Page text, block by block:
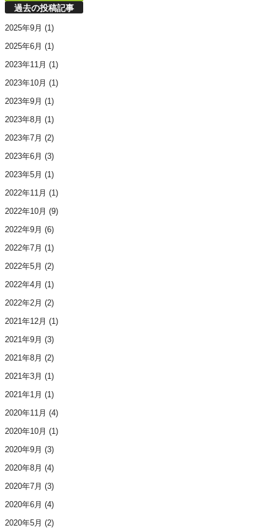
過去の投稿記事
2025年9月 (1)
2025年6月 (1)
2023年11月 (1)
2023年10月 (1)
2023年9月 (1)
2023年8月 (1)
2023年7月 (2)
2023年6月 (3)
2023年5月 (1)
2022年11月 (1)
2022年10月 (9)
2022年9月 (6)
2022年7月 (1)
2022年5月 (2)
2022年4月 (1)
2022年2月 (2)
2021年12月 (1)
2021年9月 (3)
2021年8月 (2)
2021年3月 (1)
2021年1月 (1)
2020年11月 (4)
2020年10月 (1)
2020年9月 (3)
2020年8月 (4)
2020年7月 (3)
2020年6月 (4)
2020年5月 (2)